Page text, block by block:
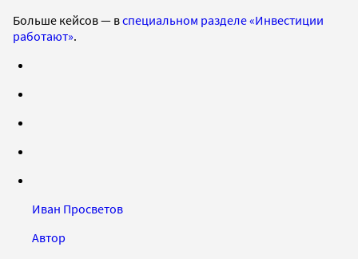
Больше кейсов — вспециальном разделе «Инвестиции
работают».
Иван Просветов
Автор